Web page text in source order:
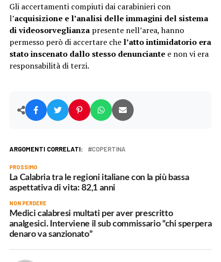
Gli accertamenti compiuti dai carabinieri con
l’acquisizione e l’analisi delle immagini del sistema
di videosorveglianzapresente nell’area, hanno
permesso però di accertare che l’atto intimidatorio era
stato inscenato dallo stesso denunciantee non vi era
responsabilità di terzi.
ARGOMENTI CORRELATI: COPERTINA
PROSSIMO
La Calabria tra le regioni italiane con la più bassa
aspettativa di vita: 82,1 anni
NON PERDERE
Medici calabresi multati per aver prescritto
analgesici. Interviene il sub commissario “chi sperpera
denaro va sanzionato”